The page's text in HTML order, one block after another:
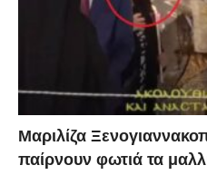
Μαριλίζα
παίρνουν φωτιά τα